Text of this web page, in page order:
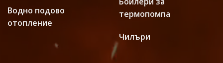
Водно подово
отопление
термопомпа
Чилъри